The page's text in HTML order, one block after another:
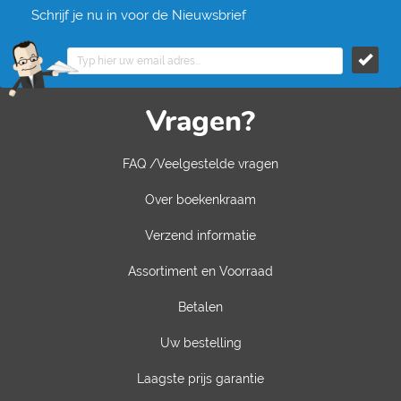
Schrijf je nu in voor de Nieuwsbrief
Vragen?
FAQ /Veelgestelde vragen
Over boekenkraam
Verzend informatie
Assortiment en Voorraad
Betalen
Uw bestelling
Laagste prijs garantie